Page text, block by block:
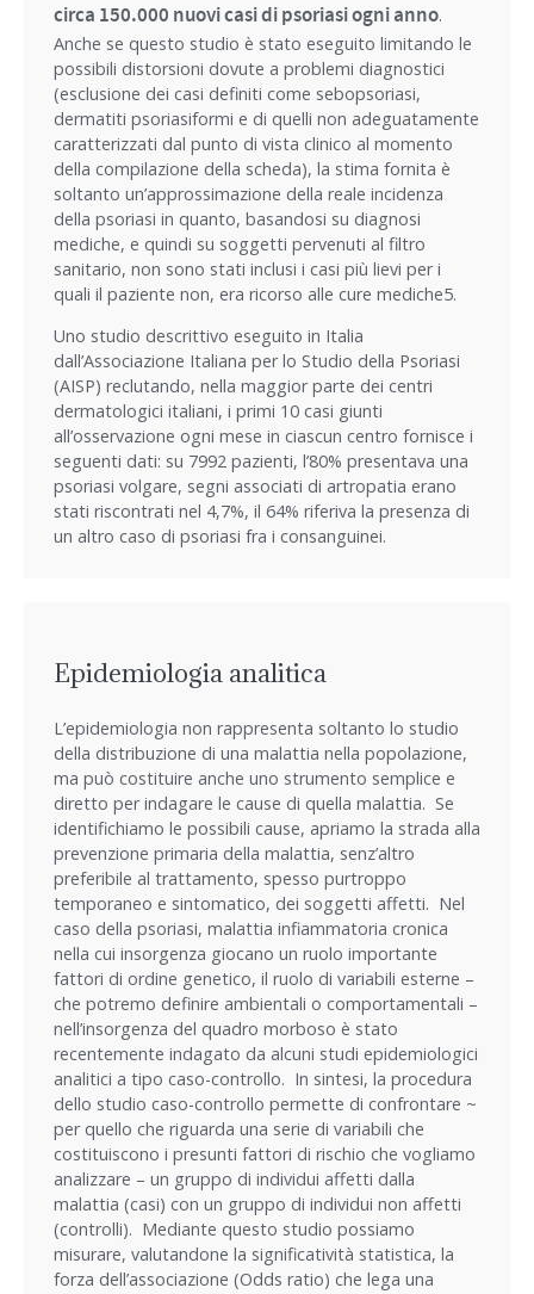
circa 150.000 nuovi casi di psoriasi ogni anno.
Anche se questo studio è stato eseguito limitando le
possibili distorsioni dovute a problemi diagnostici
(esclusione dei casi definiti come sebopsoriasi,
dermatiti psoriasiformi e di quelli non adeguatamente
caratterizzati dal punto di vista clinico al momento
della compilazione della scheda), la stima fornita è
soltanto un’approssimazione della reale incidenza
della psoriasi in quanto, basandosi su diagnosi
mediche, e quindi su soggetti pervenuti al filtro
sanitario, non sono stati inclusi i casi più lievi per i
quali il paziente non, era ricorso alle cure mediche5.
Uno studio descrittivo eseguito in Italia
dall’Associazione Italiana per lo Studio della Psoriasi
(AISP) reclutando, nella maggior parte dei centri
dermatologici italiani, i primi 10 casi giunti
all’osservazione ogni mese in ciascun centro fornisce i
seguenti dati: su 7992 pazienti, l’80% presentava una
psoriasi volgare, segni associati di artropatia erano
stati riscontrati nel 4,7%, il 64% riferiva la presenza di
un altro caso di psoriasi fra i consanguinei.
Epidemiologia analitica
L’epidemiologia non rappresenta soltanto lo studio
della distribuzione di una malattia nella popolazione,
ma può costituire anche uno strumento semplice e
diretto per indagare le cause di quella malattia. Se
identifichiamo le possibili cause, apriamo la strada alla
prevenzione primaria della malattia, senz’altro
preferibile al trattamento, spesso purtroppo
temporaneo e sintomatico, dei soggetti affetti. Nel
caso della psoriasi, malattia infiammatoria cronica
nella cui insorgenza giocano un ruolo importante
fattori di ordine genetico, il ruolo di variabili esterne –
che potremo definire ambientali o comportamentali –
nell’insorgenza del quadro morboso è stato
recentemente indagato da alcuni studi epidemiologici
analitici a tipo caso-controllo. In sintesi, la procedura
dello studio caso-controllo permette di confrontare ~
per quello che riguarda una serie di variabili che
costituiscono i presunti fattori di rischio che vogliamo
analizzare – un gruppo di individui affetti dalla
malattia (casi) con un gruppo di individui non affetti
(controlli). Mediante questo studio possiamo
misurare, valutandone la significatività statistica, la
forza dell’associazione (Odds ratio) che lega una